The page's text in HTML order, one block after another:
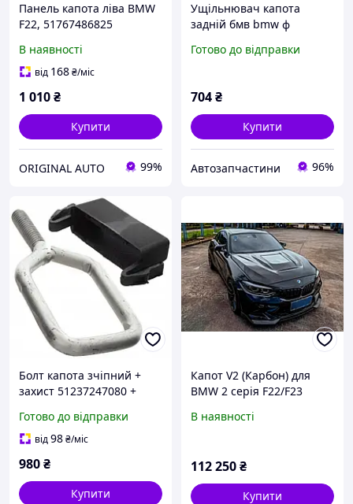
Панель капота ліва BMW
F22, 51767486825
В наявності
від 168₴/міс
1 010₴
Купити
ORIGINAL AUTO 99%
Ущільнювач капота
задній бмв bmw ф
34/36/87 51767239146
Готово до відправки
704₴
Купити
Автозапчастини 96%
Болт капота зчіпний +
захист 51237247080 +
F20 F21 F22 F30 F31 F32
F34
Готово до відправки
від98₴/міс
980₴
Купити
Капот V2 (Карбон) для
BMW 2 серія F22/F23
В наявності
112 250₴
Купити